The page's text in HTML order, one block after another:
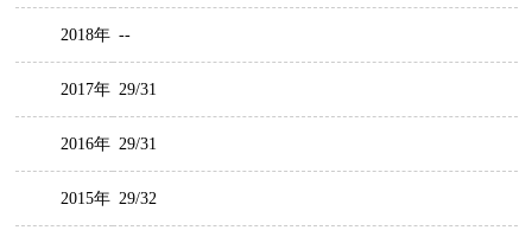
2018年 --
2017年 29/31
2016年 29/31
2015年 29/32